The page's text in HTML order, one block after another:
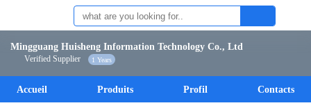
Mingguang Huisheng Information Technology Co., Ltd
Verified Supplier 1 Years
Accueil Produits Profil Contacts